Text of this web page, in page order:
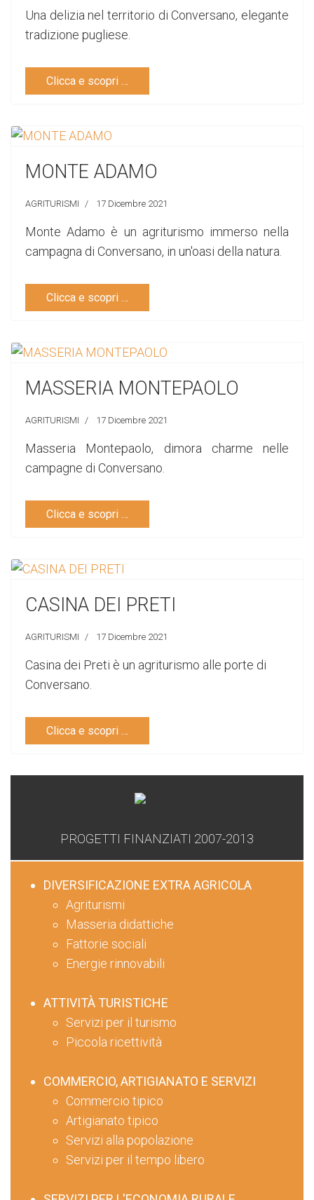
Una delizia nel territorio di Conversano, elegante
tradizione pugliese.
Clicca e scopri …
MONTE ADAMO
AGRITURISMI 17 Dicembre 2021
Monte Adamo è un agriturismo immerso nella
campagna di Conversano, in un'oasi della natura.
Clicca e scopri …
MASSERIA MONTEPAOLO
AGRITURISMI 17 Dicembre 2021
Masseria Montepaolo, dimora charme nelle
campagne di Conversano.
Clicca e scopri …
CASINA DEI PRETI
AGRITURISMI 17 Dicembre 2021
Casina dei Preti è un agriturismo alle porte di
Conversano.
Clicca e scopri …
PROGETTI FINANZIATI 2007-2013
DIVERSIFICAZIONE EXTRA AGRICOLA
Agriturismi
Masseria didattiche
Fattorie sociali
Energie rinnovabili
ATTIVITÀ TURISTICHE
Servizi per il turismo
Piccola ricettività
COMMERCIO, ARTIGIANATO E SERVIZI
Commercio tipico
Artigianato tipico
Servizi alla popolazione
Servizi per il tempo libero